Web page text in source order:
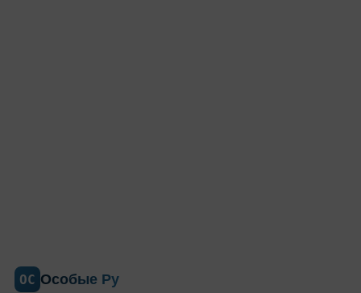
ОС Особые Ру